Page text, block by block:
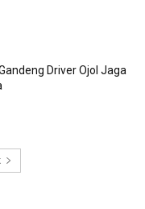
Driver Ojol Jaga